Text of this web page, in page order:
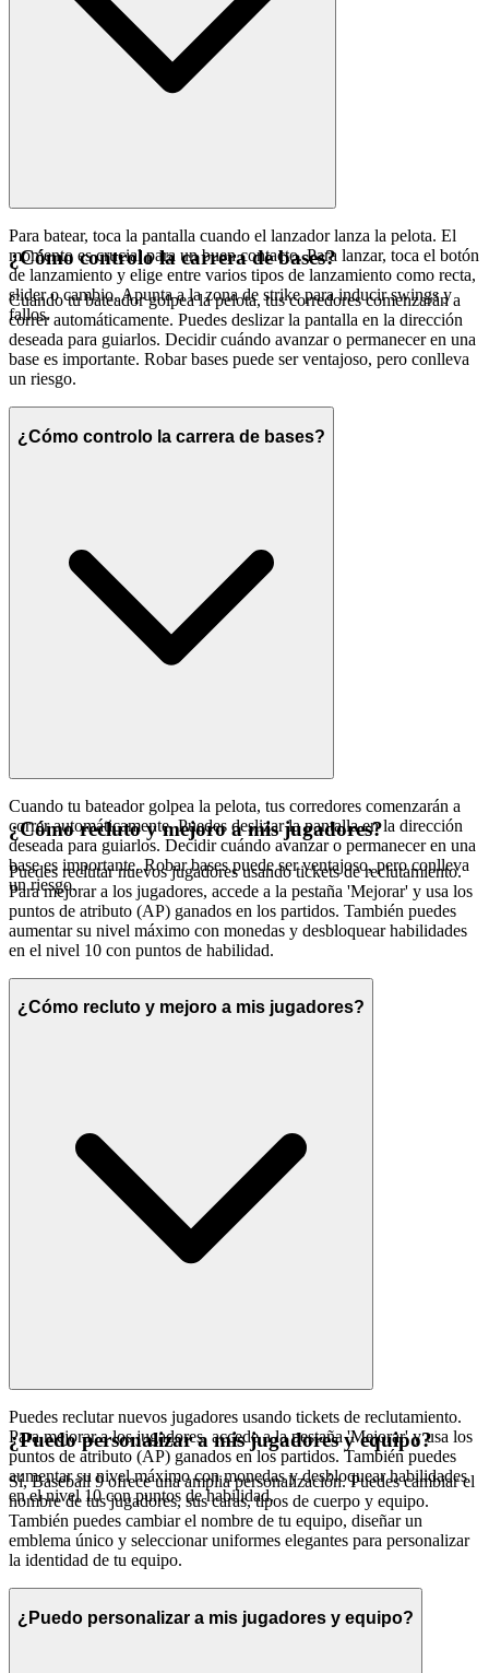
Para batear, toca la pantalla cuando el lanzador lanza la pelota. El
momento es crucial para un buen contacto. Para lanzar, toca el botón
de lanzamiento y elige entre varios tipos de lanzamiento como recta,
slider o cambio. Apunta a la zona de strike para inducir swings y
fallos.
¿Cómo controlo la carrera de bases?
Cuando tu bateador golpea la pelota, tus corredores comenzarán a
correr automáticamente. Puedes deslizar la pantalla en la dirección
deseada para guiarlos. Decidir cuándo avanzar o permanecer en una
base es importante. Robar bases puede ser ventajoso, pero conlleva
un riesgo.
¿Cómo controlo la carrera de bases?
Cuando tu bateador golpea la pelota, tus corredores comenzarán a
correr automáticamente. Puedes deslizar la pantalla en la dirección
deseada para guiarlos. Decidir cuándo avanzar o permanecer en una
base es importante. Robar bases puede ser ventajoso, pero conlleva
un riesgo.
¿Cómo recluto y mejoro a mis jugadores?
Puedes reclutar nuevos jugadores usando tickets de reclutamiento.
Para mejorar a los jugadores, accede a la pestaña 'Mejorar' y usa los
puntos de atributo (AP) ganados en los partidos. También puedes
aumentar su nivel máximo con monedas y desbloquear habilidades
en el nivel 10 con puntos de habilidad.
¿Cómo recluto y mejoro a mis jugadores?
Puedes reclutar nuevos jugadores usando tickets de reclutamiento.
Para mejorar a los jugadores, accede a la pestaña 'Mejorar' y usa los
puntos de atributo (AP) ganados en los partidos. También puedes
aumentar su nivel máximo con monedas y desbloquear habilidades
en el nivel 10 con puntos de habilidad.
¿Puedo personalizar a mis jugadores y equipo?
Sí, Baseball 9 ofrece una amplia personalización. Puedes cambiar el
nombre de tus jugadores, sus caras, tipos de cuerpo y equipo.
También puedes cambiar el nombre de tu equipo, diseñar un
emblema único y seleccionar uniformes elegantes para personalizar
la identidad de tu equipo.
¿Puedo personalizar a mis jugadores y equipo?